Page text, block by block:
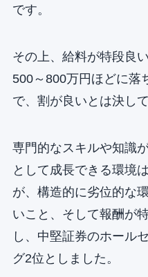
です。
その上、給料が特段良
500～800万円ほどに落
で、割が良いとは決し
専門的なスキルや知識
として成長できる環境
が、構造的に劣位的な
いこと、そして報酬が
し、中堅証券のホール
グ2位としました。